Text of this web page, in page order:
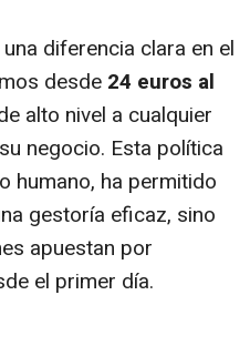
diferencia clara en el
desde 24 euros al
alto nivel a cualquier
negocio. Esta política
humano, ha permitido
gestoría eficaz, sino
apuestan por
el primer día.